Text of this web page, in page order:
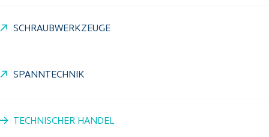
SCHRAUBWERKZEUGE
SPANNTECHNIK
TECHNISCHER HANDEL